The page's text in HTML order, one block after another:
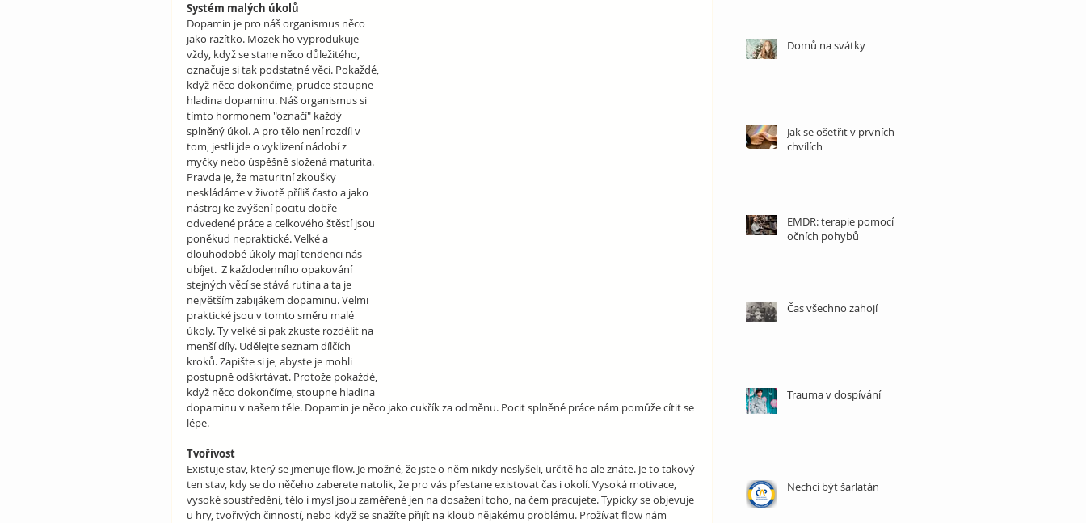
Systém malých úkolů
Dopamin je pro náš organismus něco
jako razítko. Mozek ho vyprodukuje
vždy, když se stane něco důležitého,
označuje si tak podstatné věci. Pokaždé,
když něco dokončíme, prudce stoupne
hladina dopaminu. Náš organismus si
tímto hormonem "označí" každý
splněný úkol. A pro tělo není rozdíl v
tom, jestli jde o vyklizení nádobí z
myčky nebo úspěšně složená maturita.
Pravda je, že maturitní zkoušky
neskládáme v životě příliš často a jako
nástroj ke zvýšení pocitu dobře
odvedené práce a celkového štěstí jsou
poněkud nepraktické. Velké a
dlouhodobé úkoly mají tendenci nás
ubíjet.  Z každodenního opakování
stejných věcí se stává rutina a ta je
největším zabijákem dopaminu. Velmi
praktické jsou v tomto směru malé
úkoly. Ty velké si pak zkuste rozdělit na
menší díly. Udělejte seznam dílčích
kroků. Zapište si je, abyste je mohli
postupně odškrtávat. Protože pokaždé,
když něco dokončíme, stoupne hladina
dopaminu v našem těle. Dopamin je něco jako cukřík za odměnu. Pocit splněné práce nám pomůže cítit se
lépe.
Tvořivost
Existuje stav, který se jmenuje flow. Je možné, že jste o něm nikdy neslyšeli, určitě ho ale znáte. Je to takový
ten stav, kdy se do něčeho zaberete natolik, že pro vás přestane existovat čas i okolí. Vysoká motivace,
vysoké soustředění, tělo i mysl jsou zaměřené jen na dosažení toho, na čem pracujete. Typicky se objevuje
u hry, tvořivých činností, nebo když se snažíte přijít na kloub nějakému problému. Prožívat flow nám
Domů na svátky
Jak se ošetřit v prvních
chvílích
EMDR: terapie pomocí
očních pohybů
Čas všechno zahojí
Trauma v dospívání
Nechci být šarlatán